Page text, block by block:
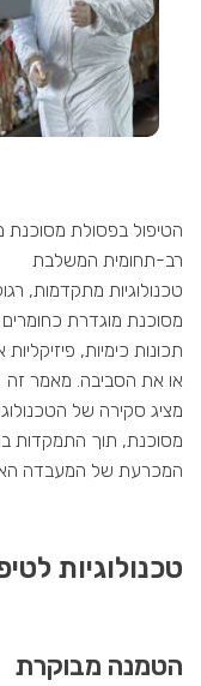
הטיפול בפסולת מסוכנת
רב-תחומית המשלבת
טכנולוגיות מתקדמות,
מסוכנת מוגדרת כחומרים
תכונות כימיות,
או את הסביבה. מאמר זה
מציג סקירה של
מסוכנת, תוך התמקדות
המכרעת של המעבדה
טכנולוגיות
הטמנה מבוקרת